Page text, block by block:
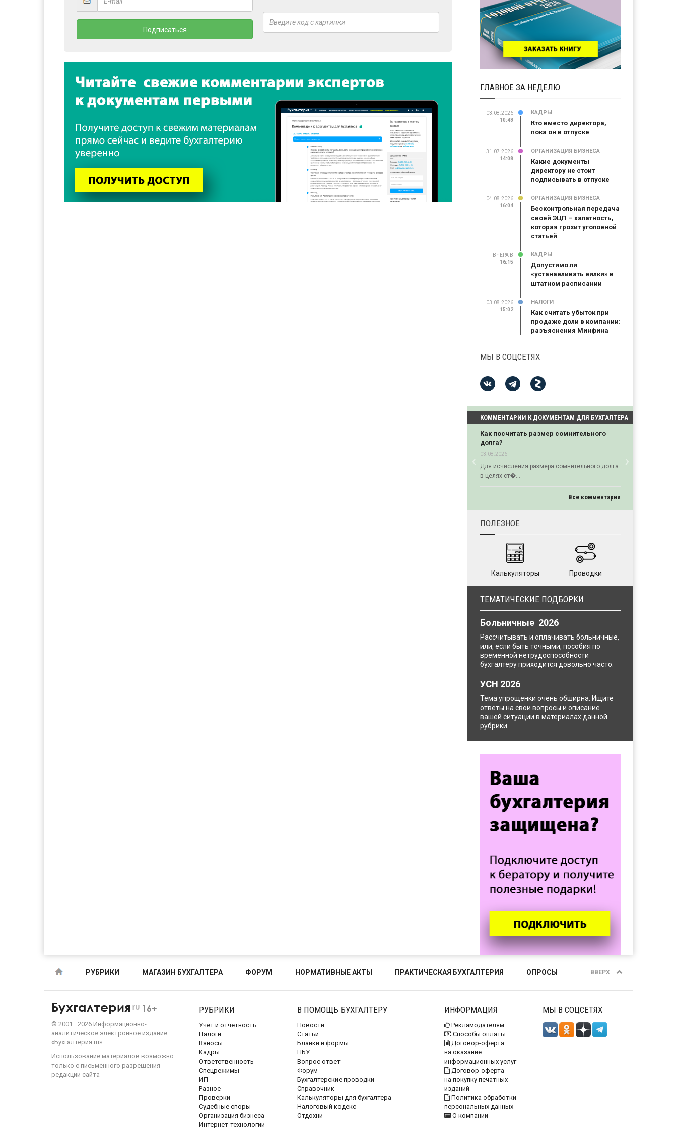
ГЛАВНОЕ ЗА НЕДЕЛЮ
03.08.2026
10:48
КАДРЫ
Кто вместо директора,
пока он в отпуске
31.07.2026
14:08
ОРГАНИЗАЦИЯ БИЗНЕСА
Какие документы
директору не стоит
подписывать в отпуске
04.08.2026
16:04
ОРГАНИЗАЦИЯ БИЗНЕСА
Бесконтрольная передача
своей ЭЦП – халатность,
которая грозит уголовной
статьей
ВЧЕРА В
16:15
16:15
КАДРЫ
Допустимо ли
«устанавливать вилки» в
штатном расписании
03.08.2026
15:02
НАЛОГИ
Как считать убыток при
продаже доли в компании:
разъяснения Минфина
МЫ В СОЦСЕТЯХ
КОММЕНТАРИИ К ДОКУМЕНТАМ ДЛЯ БУХГАЛТЕРА
Как посчитать размер сомнительного
долга?
03.08.2026
Для исчисления размера сомнительного долга
в целях ст�...
‹Previous ›Next
Все комментарии
ПОЛЕЗНОЕ
Калькуляторы Проводки
ТЕМАТИЧЕСКИЕ ПОДБОРКИ
Больничные 2026
Рассчитывать и оплачивать больничные,
или, если быть точными, пособия по
временной нетрудоспособности
бухгалтеру приходится довольно часто.
УСН 2026
Тема упрощенки очень обширна. Ищите
ответы на свои вопросы и описание
вашей ситуации в материалах данной
рубрики.
РУБРИКИ МАГАЗИН БУХГАЛТЕРА ФОРУМ НОРМАТИВНЫЕ АКТЫ ПРАКТИЧЕСКАЯ БУХГАЛТЕРИЯ ОПРОСЫ ВВЕРХ
Бухгалтерия ru 16+
© 2001—2026 Информационно-
аналитическое электронное издание
«Бухгалтерия.ru»
Использование материалов возможно
только с письменного разрешения
редакции сайта
РУБРИКИ
Учет и отчетность
Налоги
Взносы
Кадры
Ответственность
Спецрежимы
ИП
Разное
Проверки
Судебные споры
Организация бизнеса
Интернет-технологии
В ПОМОЩЬ БУХГАЛТЕРУ
Новости
Статьи
Бланки и формы
ПБУ
Вопрос ответ
Форум
Бухгалтерские проводки
Справочник
Калькуляторы для бухгалтера
Налоговый кодекс
Отдохни
ИНФОРМАЦИЯ
Рекламодателям
Способы оплаты
Договор-оферта
на оказание
информационных услуг
Договор-оферта
на покупку печатных
изданий
Политика обработки
персональных данных
О компании
МЫ В СОЦСЕТЯХ